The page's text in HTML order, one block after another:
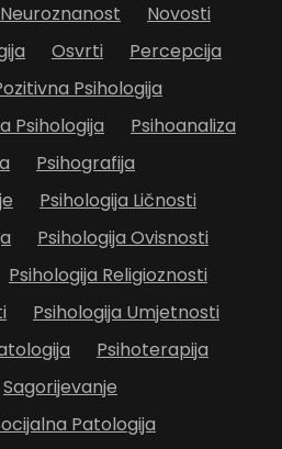
Neuroznanost
Novosti
Osvrti
Percepcija
Psihologija
Psihologija
Psihoanaliza
Psihografija
Psihologija Ličnosti
Psihologija Ovisnosti
Psihologija Religioznosti
Psihologija Umjetnosti
Psihoterapija
Sagorijevanje
Patologija